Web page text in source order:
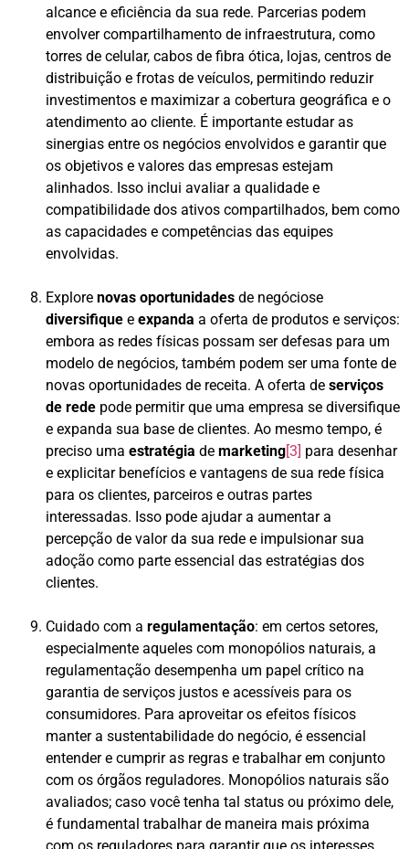
alcance e eficiência da sua rede. Parcerias podem
envolver compartilhamento de infraestrutura, como
torres de celular, cabos de fibra ótica, lojas, centros de
distribuição e frotas de veículos, permitindo reduzir
investimentos e maximizar a cobertura geográfica e o
atendimento ao cliente. É importante estudar as
sinergias entre os negócios envolvidos e garantir que
os objetivos e valores das empresas estejam
alinhados. Isso inclui avaliar a qualidade e
compatibilidade dos ativos compartilhados, bem como
as capacidades e competências das equipes
envolvidas.
Explore novas oportunidades de negóciose
diversifique e expanda a oferta de produtos e serviços:
embora as redes físicas possam ser defesas para um
modelo de negócios, também podem ser uma fonte de
novas oportunidades de receita. A oferta de serviços
de rede pode permitir que uma empresa se diversifique
e expanda sua base de clientes. Ao mesmo tempo, é
preciso uma estratégia de marketing[3] para desenhar
e explicitar benefícios e vantagens de sua rede física
para os clientes, parceiros e outras partes
interessadas. Isso pode ajudar a aumentar a
percepção de valor da sua rede e impulsionar sua
adoção como parte essencial das estratégias dos
clientes.
Cuidado com a regulamentação: em certos setores,
especialmente aqueles com monopólios naturais, a
regulamentação desempenha um papel crítico na
garantia de serviços justos e acessíveis para os
consumidores. Para aproveitar os efeitos físicos
manter a sustentabilidade do negócio, é essencial
entender e cumprir as regras e trabalhar em conjunto
com os órgãos reguladores. Monopólios naturais são
avaliados; caso você tenha tal status ou próximo dele,
é fundamental trabalhar de maneira mais próxima